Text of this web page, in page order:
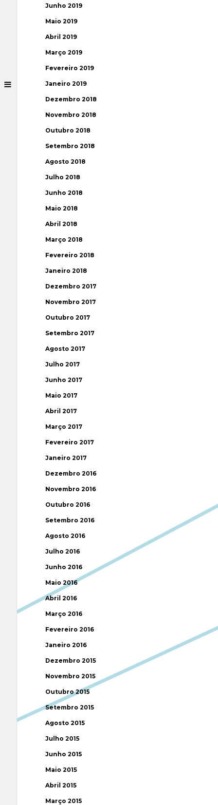
Junho 2019
Maio 2019
Abril 2019
Março 2019
Fevereiro 2019
Janeiro 2019
Dezembro 2018
Novembro 2018
Outubro 2018
Setembro 2018
Agosto 2018
Julho 2018
Junho 2018
Maio 2018
Abril 2018
Março 2018
Fevereiro 2018
Janeiro 2018
Dezembro 2017
Novembro 2017
Outubro 2017
Setembro 2017
Agosto 2017
Julho 2017
Junho 2017
Maio 2017
Abril 2017
Março 2017
Fevereiro 2017
Janeiro 2017
Dezembro 2016
Novembro 2016
Outubro 2016
Setembro 2016
Agosto 2016
Julho 2016
Junho 2016
Maio 2016
Abril 2016
Março 2016
Fevereiro 2016
Janeiro 2016
Dezembro 2015
Novembro 2015
Outubro 2015
Setembro 2015
Agosto 2015
Julho 2015
Junho 2015
Maio 2015
Abril 2015
Março 2015